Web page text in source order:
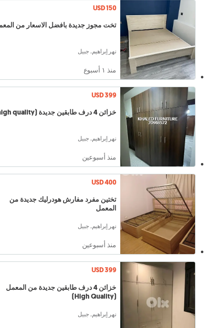
USD 150
تخت مجوز جديدة بافضل الاسعار من
نهر إبراهيم, جبيل
منذ ١ أسبوع
USD 399
خزائن 4 درف طابقين جديدة (high quality)
نهر إبراهيم, جبيل
منذ أسبوعين
USD 400
تختين مفرد مفارش هودرليك جديدة من
المعمل
نهر إبراهيم, جبيل
منذ أسبوعين
USD 399
خزائن 4 درف طابقين جديدة من المعمل
(High Quality)
نهر إبراهيم, جبيل